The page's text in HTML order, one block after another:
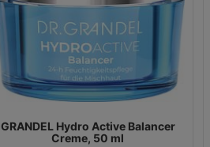
GRANDEL Hydro Active Balancer
Creme, 50 ml